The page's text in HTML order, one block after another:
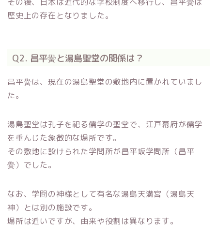
歴史上の存在となりました。
Q2. 昌平黌と湯島聖堂の関係は？
昌平黌は、現在の湯島聖堂の敷地内に置かれていまし
た。
湯島聖堂は孔子を祀る儒学の聖堂で、江戸幕府が儒学
を重んじた象徴的な場所です。
その敷地に設けられた学問所が昌平坂学問所（昌平
黌）でした。
なお、学問の神様として有名な湯島天満宮（湯島天
神）とは別の施設です。
場所は近いですが、由来や役割は異なります。